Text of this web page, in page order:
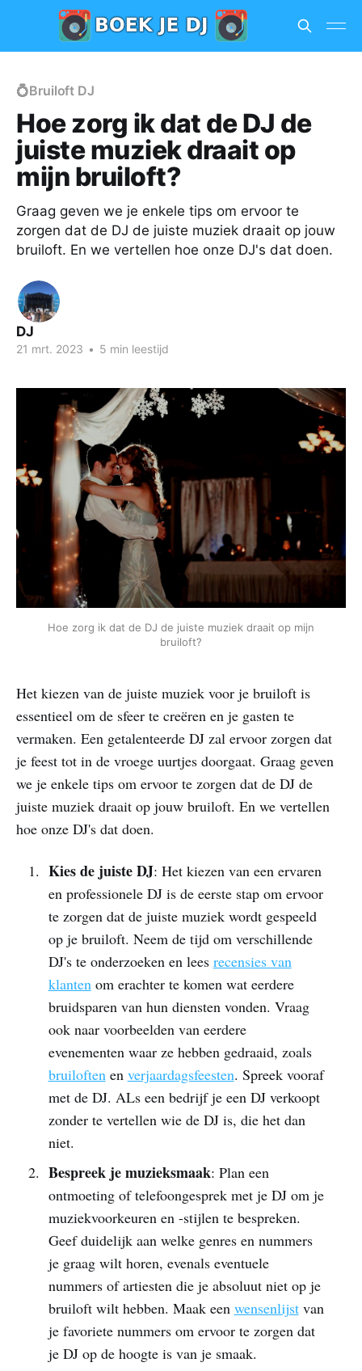
💍Bruiloft DJ
Hoe zorg ik dat de DJ de
juiste muziek draait op
mijn bruiloft?
Graag geven we je enkele tips om ervoor te
zorgen dat de DJ de juiste muziek draait op jouw
bruiloft. En we vertellen hoe onze DJ's dat doen.
DJ
21 mrt. 2023 • 5 min leestijd
Hoe zorg ik dat de DJ de juiste muziek draait op mijn
bruiloft?
Het kiezen van de juiste muziek voor je bruiloft is
essentieel om de sfeer te creëren en je gasten te
vermaken. Een getalenteerde DJ zal ervoor zorgen dat
je feest tot in de vroege uurtjes doorgaat. Graag geven
we je enkele tips om ervoor te zorgen dat de DJ de
juiste muziek draait op jouw bruiloft. En we vertellen
hoe onze DJ's dat doen.
Kies de juiste DJ: Het kiezen van een ervaren
en professionele DJ is de eerste stap om ervoor
te zorgen dat de juiste muziek wordt gespeeld
op je bruiloft. Neem de tijd om verschillende
DJ's te onderzoeken en lees recensies van
klanten om erachter te komen wat eerdere
bruidsparen van hun diensten vonden. Vraag
ook naar voorbeelden van eerdere
evenementen waar ze hebben gedraaid, zoals
bruiloften en verjaardagsfeesten. Spreek vooraf
met de DJ. ALs een bedrijf je een DJ verkoopt
zonder te vertellen wie de DJ is, die het dan
niet.
Bespreek je muzieksmaak: Plan een
ontmoeting of telefoongesprek met je DJ om je
muziekvoorkeuren en -stijlen te bespreken.
Geef duidelijk aan welke genres en nummers
je graag wilt horen, evenals eventuele
nummers of artiesten die je absoluut niet op je
bruiloft wilt hebben. Maak een wensenlijstvan
je favoriete nummers om ervoor te zorgen dat
je DJ op de hoogte is van je smaak.